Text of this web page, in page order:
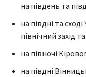
на південь та
на півдні та
північний захід
на півночі
на півдні